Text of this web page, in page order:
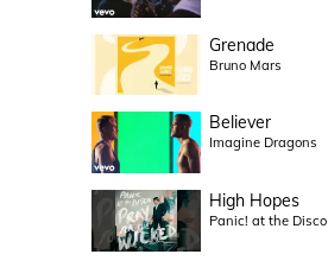
Grenade
Bruno Mars
Believer
Imagine Dragons
High Hopes
Panic! at the Disco